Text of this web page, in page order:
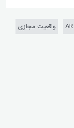
AR
واقعیت مجازی